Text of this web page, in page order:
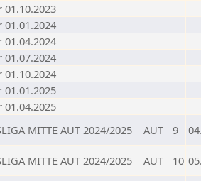
01.10.2023
01.01.2024
01.04.2024
01.07.2024
01.10.2024
01.01.2025
01.04.2025
MITTE AUT 2024/2025 AUT 9
MITTE AUT 2024/2025 AUT 10